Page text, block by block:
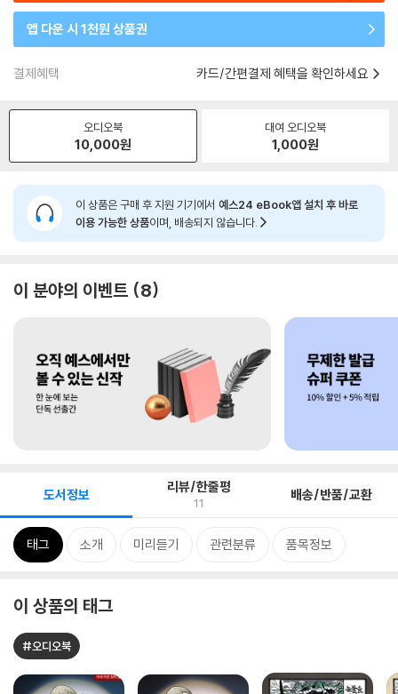
앱 다운 시 1천원 상품권
결제혜택 카드/간편결제 혜택을 확인하세요
오디오북
10,000원
대여 오디오북
1,000원
이 상품은 구매 후 지원 기기에서 예스24 eBook앱 설치 후 바로
이용 가능한 상품이며, 배송되지 않습니다.
이 분야의 이벤트 8
도서정보 리뷰/한줄평
11 배송/반품/교환
태그 소개 미리듣기 관련분류 품목정보
이 상품의 태그
#오디오북